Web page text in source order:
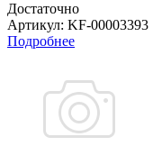
Достаточно
Артикул: KF-00003393
Подробнее